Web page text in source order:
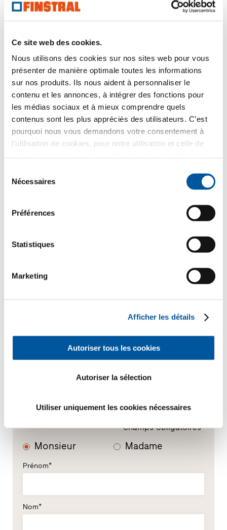
Ce site web des cookies.
Nous utilisons des cookies sur nos sites web pour vous
présenter de manière optimale toutes les informations
sur nos produits. Ils nous aident à personnaliser le
contenu et les annonces, à intégrer des fonctions pour
les médias sociaux et à mieux comprendre quels
contenus sont les plus appréciés des utilisateurs. C’est
pourquoi nous vous demandons votre consentement à
l’utilisation de cookies, pour notre utilisation et celle de
ces informations avec d’autres données que vous leur
avez fournies ou qu’ils ont collectées dans le cadre de
Nécessaires
Préférences
Statistiques
Marketing
Afficher les détails
Autoriser tous les cookies
Autoriser la sélection
Utiliser uniquement les cookies nécessaires
Finstral utilise vos informations uniquement pour
matériel publicitaire non demandé. Nous
communiquons vos données au distributeur partenaire
sélectionné dans ce but uniquement. Tous les détails
sur le traitement des données sont décrits dans la
présenteinformation sur politique de confidentialité.
Quel thème vous intéresse le plus ?
Construction neuve
Vos données personnelles
*Champs obligatoires
Monsieur Madame
Prénom*
Nom*